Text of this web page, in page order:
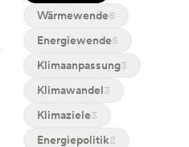
Wärmewende6
Energiewende5
Klimaanpassung3
Klimawandel3
Klimaziele3
Energiepolitik2